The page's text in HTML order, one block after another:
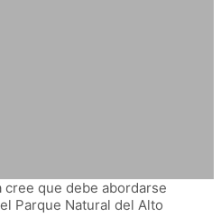
cree que debe abordarse
Parque Natural del Alto